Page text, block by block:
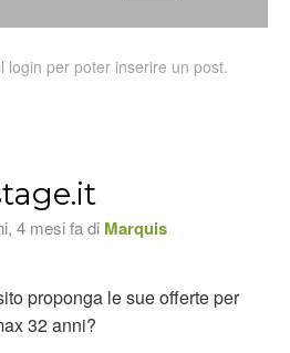
login per poter inserire un post.
4 mesi fa di Marquis
proponga le sue offerte per
32 anni?